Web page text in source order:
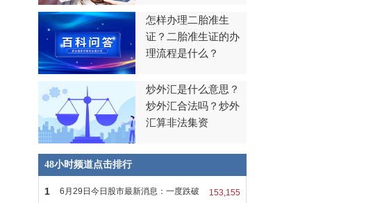
怎样办理二胎准生
证？二胎准生证的办
理流程是什么？
炒外汇是什么意思？
炒外汇合法吗？炒外
汇算非法集资
48小时频道点击排行
153,155
1 6月29日今日股市最新消息：一度跌破